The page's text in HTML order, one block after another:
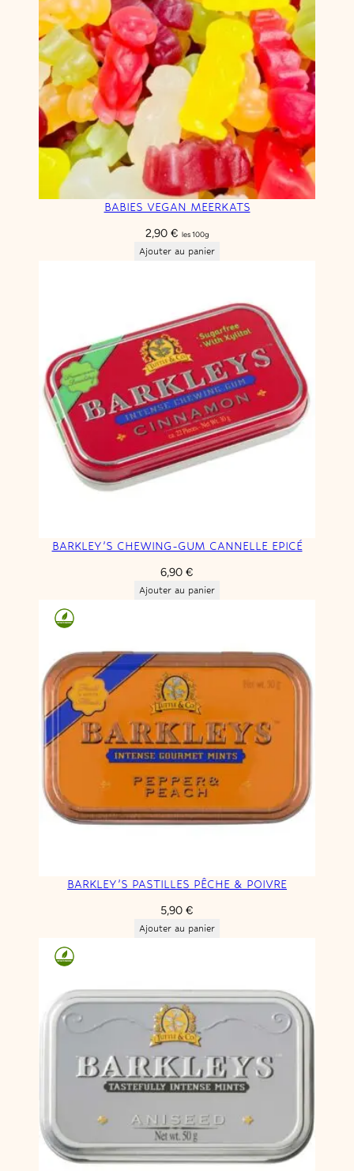
BABIES VEGAN MEERKATS
2,90 € les 100g
Ajouter au panier
BARKLEY’S CHEWING-GUM CANNELLE EPICÉ
6,90 €
Ajouter au panier
BARKLEY’S PASTILLES PÊCHE & POIVRE
5,90 €
Ajouter au panier